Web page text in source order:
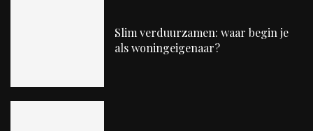
Slim verduurzamen: waar begin je
als woningeigenaar?